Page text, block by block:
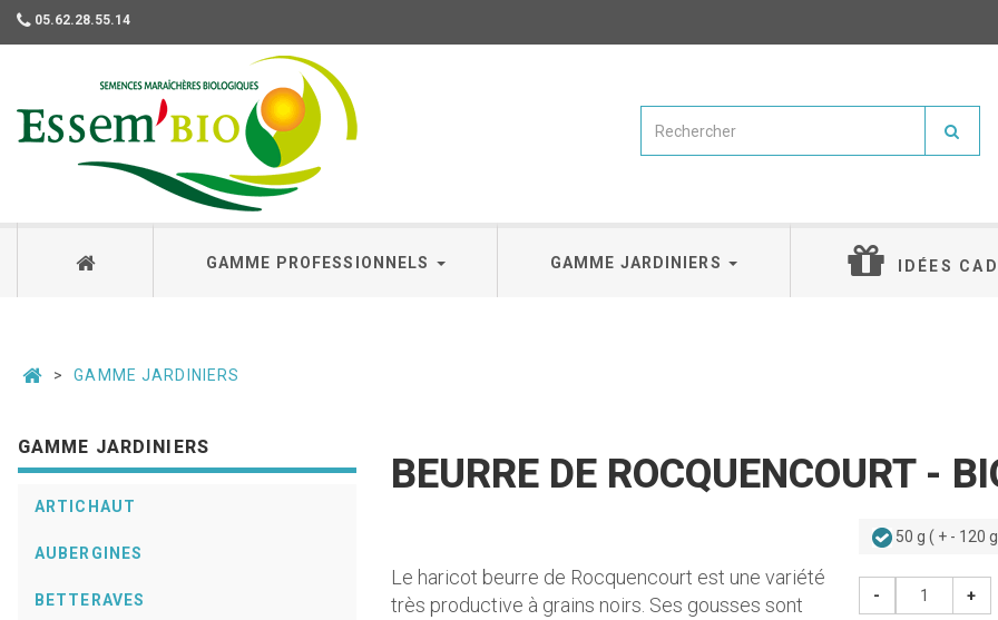
05.62.28.55.14
GAMME PROFESSIONNELS GAMME JARDINIERS IDÉES
GAMME JARDINIERS
GAMME JARDINIERS
ARTICHAUT
AUBERGINES
BETTERAVES
BEURRE DE ROCQUENCOURT -
Le haricot beurre de Rocquencourt est une variété
très productive à grains noirs. Ses gousses sont
50 g ( + - 120
- +